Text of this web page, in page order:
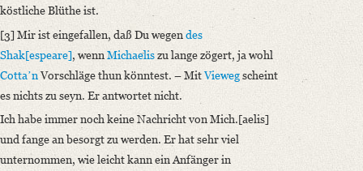
köstliche Blüthe ist.
[3] Mir ist eingefallen, daß Du wegendes
Shak[espeare], wennMichaeliszu lange zögert, ja wohl
CottaʼnVorschläge thun könntest. – MitViewegscheint
es nichts zu seyn. Er antwortet nicht.
Ich habe immer noch keine Nachricht von Mich.[aelis]
und fange an besorgt zu werden. Er hat sehr viel
unternommen, wie leicht kann ein Anfänger in